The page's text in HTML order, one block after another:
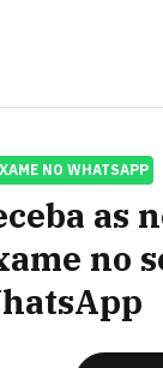
NO WHATSAPP
as
no